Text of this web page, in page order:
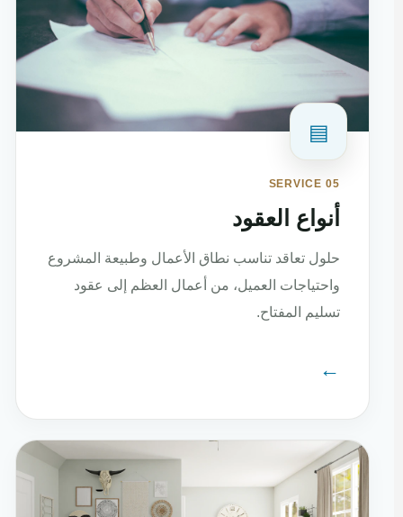
▤
SERVICE 05
أنواع العقود
حلول تعاقد تناسب نطاق الأعمال وطبيعة المشروع
واحتياجات العميل، من أعمال العظم إلى عقود
تسليم المفتاح.
←